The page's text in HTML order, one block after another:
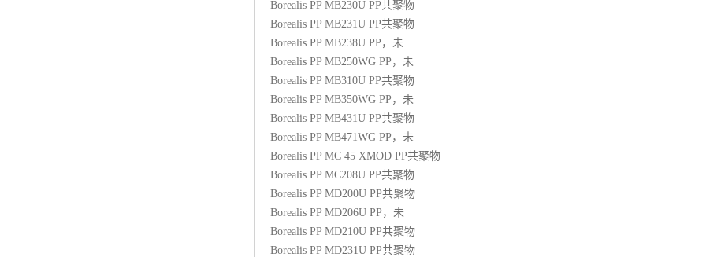
Borealis PP MB230U PP共聚物
Borealis PP MB231U PP共聚物
Borealis PP MB238U PP ，未
Borealis PP MB250WG PP ，未
Borealis PP MB310U PP共聚物
Borealis PP MB350WG PP ，未
Borealis PP MB431U PP共聚物
Borealis PP MB471WG PP ，未
Borealis PP MC 45 XMOD PP共聚物
Borealis PP MC208U PP共聚物
Borealis PP MD200U PP共聚物
Borealis PP MD206U PP ，未
Borealis PP MD210U PP共聚物
Borealis PP MD231U PP共聚物